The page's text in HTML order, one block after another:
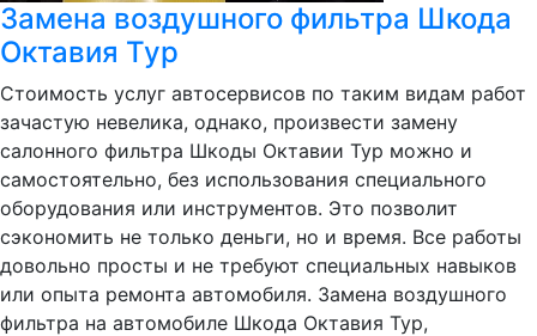
Замена воздушного фильтра Шкода
Октавия Тур
Стоимость услуг автосервисов по таким видам работ
зачастую невелика, однако, произвести замену
салонного фильтра Шкоды Октавии Тур можно и
самостоятельно, без использования специального
оборудования или инструментов. Это позволит
сэкономить не только деньги, но и время. Все работы
довольно просты и не требуют специальных навыков
или опыта ремонта автомобиля. Замена воздушного
фильтра на автомобиле Шкода Октавия Тур,